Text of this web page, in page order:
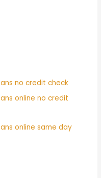
no credit check
online no credit
online same day